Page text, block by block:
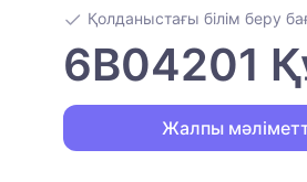
Қолданыстағы білім беру
6B04201
Жалпы